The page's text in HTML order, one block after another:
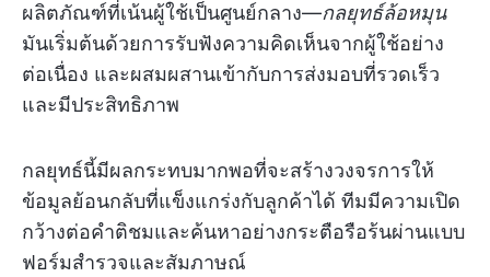
ผลิตภัณฑ์ที่เน้นผู้ใช้เป็นศูนย์กลาง—กลยุทธ์ล้อหมุน
มันเริ่มต้นด้วยการรับฟังความคิดเห็นจากผู้ใช้อย่าง
ต่อเนื่อง และผสมผสานเข้ากับการส่งมอบที่รวดเร็ว
และมีประสิทธิภาพ
กลยุทธ์นี้มีผลกระทบมากพอที่จะสร้างวงจรการให้
ข้อมูลย้อนกลับที่แข็งแกร่งกับลูกค้าได้ ทีมมีความเปิด
กว้างต่อคำติชมและค้นหาอย่างกระตือรือร้นผ่านแบบ
ฟอร์มสำรวจและสัมภาษณ์